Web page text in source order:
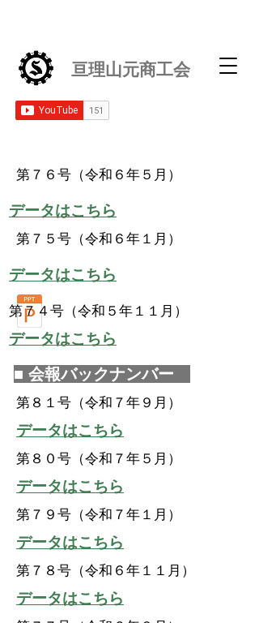
亘理山元商工会
​第７６号（令和６年５月）
​データはこちら
​第７５号（令和６年１月）
​データはこちら
​第７４号（令和５年１１月）
​データはこちら
■ 会報バックナンバー
​第８１号（令和７年９月）
​データはこちら
​第８０号（令和７年５月）
​データはこちら
​第７９号（令和７年１月）
​データはこちら
​第７８号（令和６年１１月）
​データはこちら